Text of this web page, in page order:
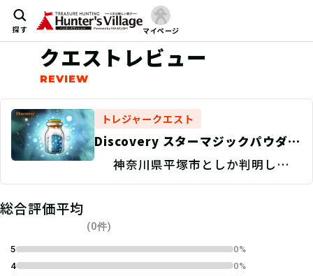
探す マイページ
クエストレビュー
トレジャークエスト
Discovery スターマジックパウダー
を探せ！/現地捜索
神奈川県平塚市としか判明してい
ない。
総合評価平均
(0件)
5
0%
4
0%